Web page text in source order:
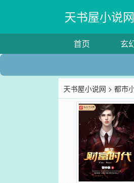
天书屋小说网
首页 玄
天书屋小说网 >都市